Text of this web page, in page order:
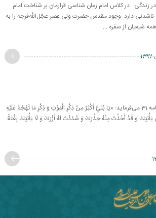
در کلاس امام زمان شناسی قرارمان بر شناخت امام
دارد. وجود مقدس حضرت ولی عصر عجّل‌الله‌فرجه را به
شیعیان از سفره ...
امیرالمومنین علیه‌السلام در نامه 31 می‌فرماید: «يَا بُنَيَّ أَكْثِرْ مِنْ‏ ذِكْرِ الْمَوْتِ‏ وَ ذِكْرِ مَا تَهْجُمُ عَلَيْهِ
وَ قَدْ أَخَذْتَ مِنْهُ حِذْرَكَ وَ شَدَدْتَ لَهُ أَزْرَكَ‏ وَ لَا يَأْتِيَكَ بَغْتَةً